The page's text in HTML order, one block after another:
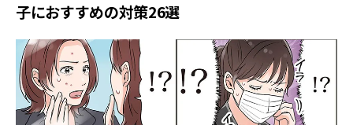
子におすすめの対策26選